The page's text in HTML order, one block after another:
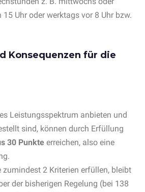
Uhr oder werktags vor 8 Uhr bzw.
Konsequenzen für die
Leistungsspektrum anbieten und
sind, können durch Erfüllung
30 Punkte erreichen, also eine
zumindest 2 Kriterien erfüllen, bleibt
der bisherigen Regelung (bei 138